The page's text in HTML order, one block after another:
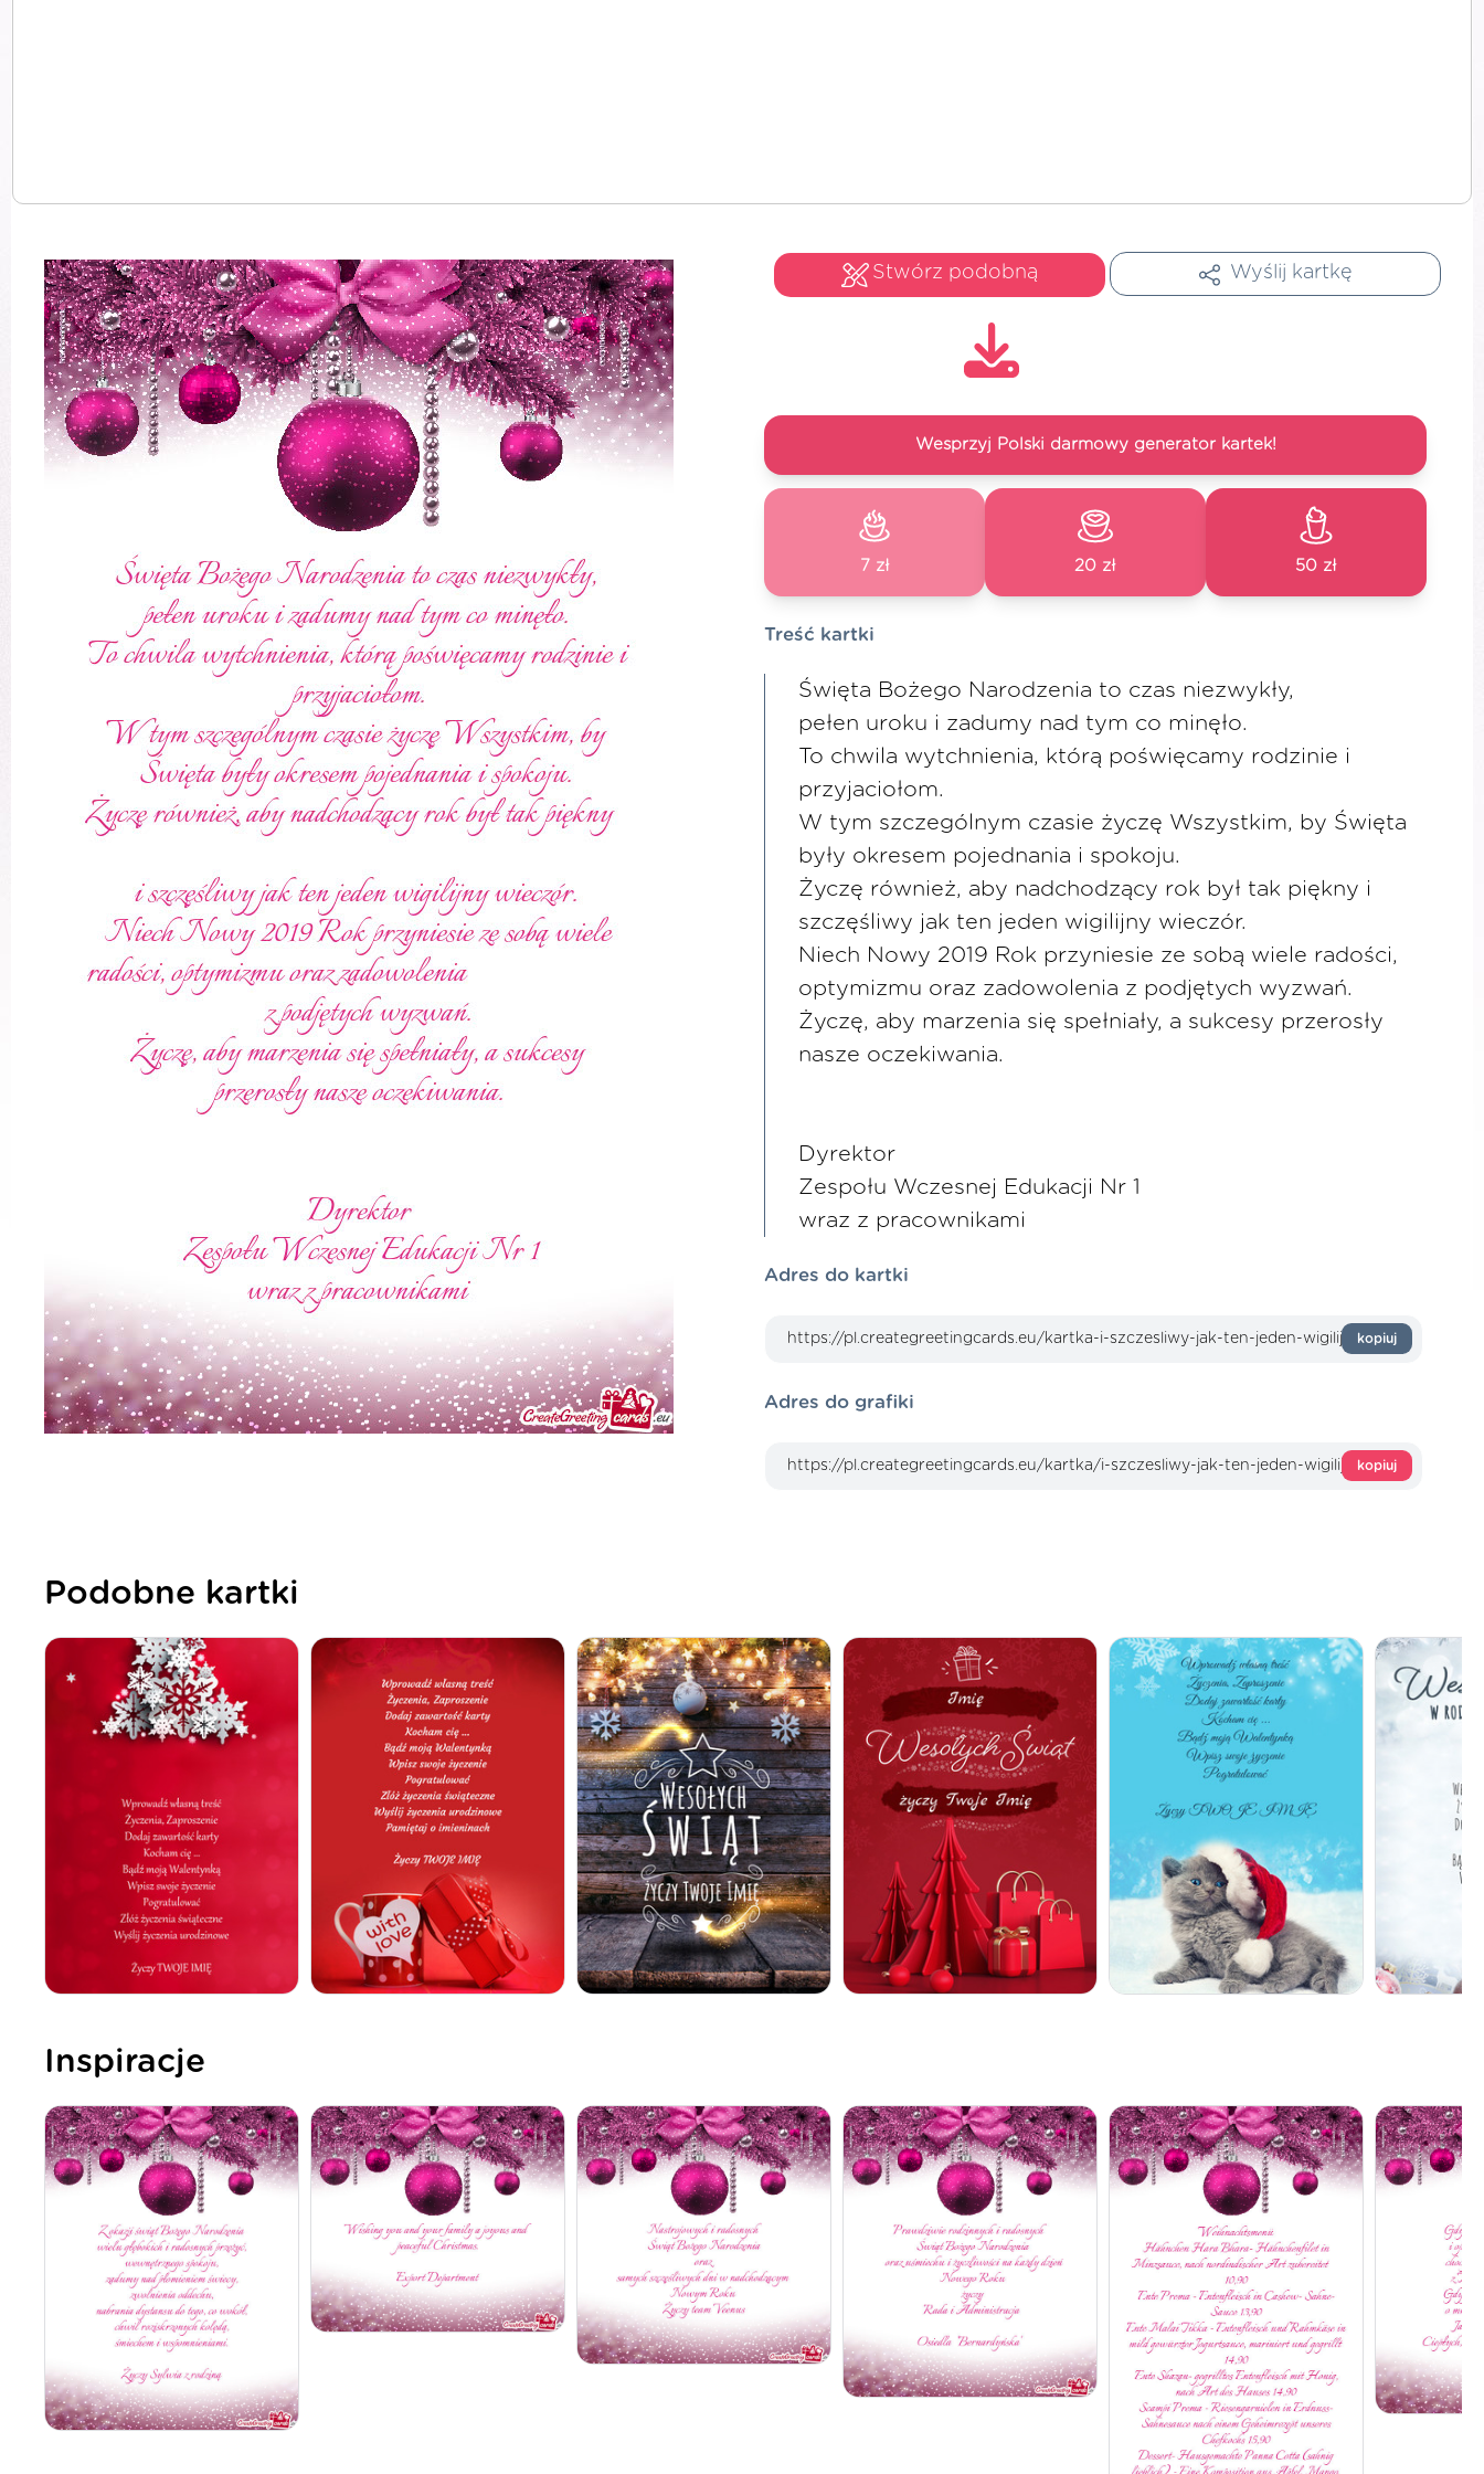
Stwórz podobną Wyślij kartkę
Wesprzyj Polski darmowy generator kartek!
7 zł 20 zł 50 zł
Treść kartki
Święta Bożego Narodzenia to czas niezwykły,
pełen uroku i zadumy nad tym co minęło.
To chwila wytchnienia, którą poświęcamy rodzinie i
przyjaciołom.
W tym szczególnym czasie życzę Wszystkim, by Święta
były okresem pojednania i spokoju.
Życzę również, aby nadchodzący rok był tak piękny i
szczęśliwy jak ten jeden wigilijny wieczór.
Niech Nowy 2019 Rok przyniesie ze sobą wiele radości,
optymizmu oraz zadowolenia z podjętych wyzwań.
Życzę, aby marzenia się spełniały, a sukcesy przerosły
nasze oczekiwania.
Dyrektor
Zespołu Wczesnej Edukacji Nr 1
wraz z pracownikami
Adres do kartki
kopiuj
Adres do grafiki
kopiuj
Podobne kartki
Inspiracje